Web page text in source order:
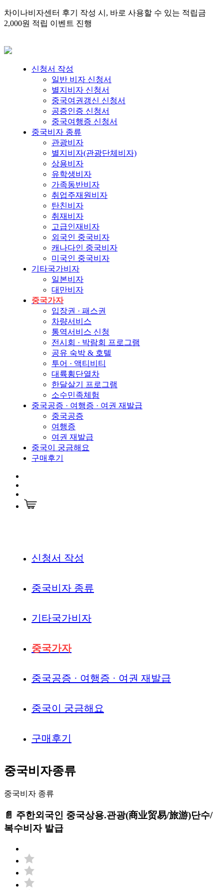
차이나비자센터 후기 작성 시, 바로 사용할 수 있는 적립금
2,000원 적립 이벤트 진행
신청서 작성
일반 비자 신청서
별지비자 신청서
중국여권갱신 신청서
공증인증 신청서
중국여행증 신청서
중국비자 종류
관광비자
별지비자(관광단체비자)
상용비자
유학생비자
가족동반비자
취업주재원비자
탄친비자
취재비자
고급인재비자
외국인 중국비자
캐나다인 중국비자
미국인 중국비자
기타국가비자
일본비자
대만비자
중국가자
입장권 · 패스권
차량서비스
통역서비스 신청
전시회 · 박람회 프로그램
공유 숙박 & 호텔
투어 · 액티비티
대륙횡단열차
한달살기 프로그램
소수민족체험
중국공증 · 여행증 · 여권 재발급
중국공증
여행증
여권 재발급
중국이 궁금해요
구매후기
신청서 작성
중국비자 종류
기타국가비자
중국가자
중국공증 · 여행증 · 여권 재발급
중국이 궁금해요
구매후기
중국비자종류
중국비자 종류
📄 주한외국인 중국상용.관광(商业贸易/旅游)단수/
복수비자 발급